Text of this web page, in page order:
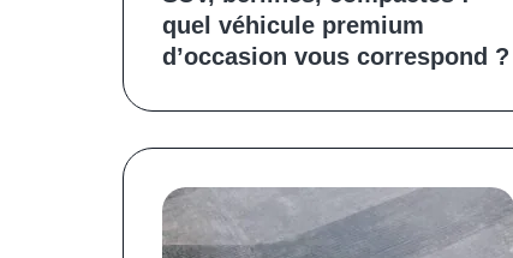
quel véhicule premium
d’occasion vous correspond ?